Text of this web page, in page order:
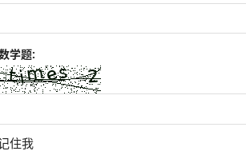
学题:
住我